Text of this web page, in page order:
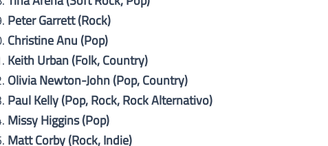
Peter Garrett (Rock)
Christine Anu (Pop)
Keith Urban (Folk, Country)
Olivia Newton-John (Pop, Country)
Paul Kelly (Pop, Rock, Rock Alternativo)
Missy Higgins (Pop)
Matt Corby (Rock, Indie)